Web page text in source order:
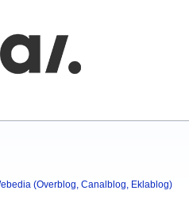
(Overblog, Canalblog, Eklablog)